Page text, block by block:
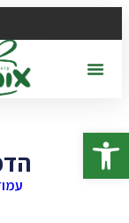
פתח סרגל נגישות